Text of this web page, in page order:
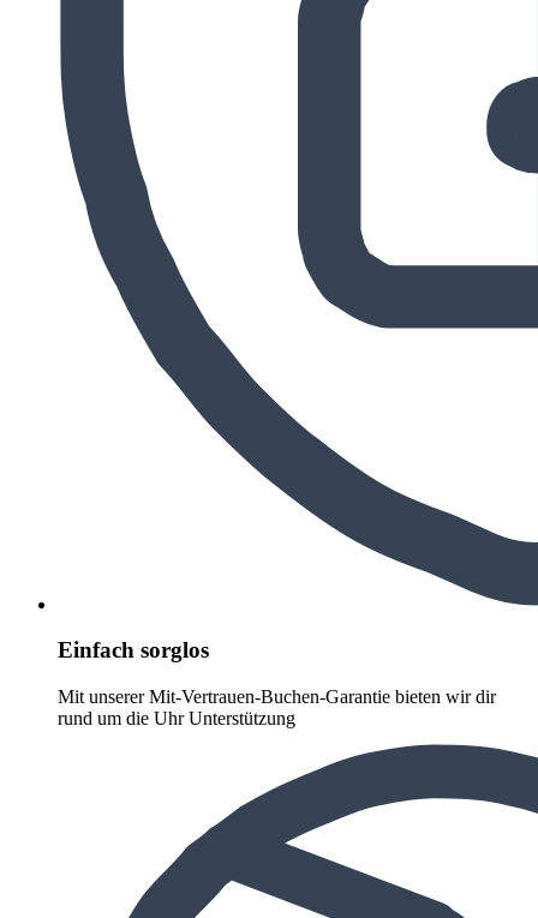
Einfach sorglos
Mit unserer Mit-Vertrauen-Buchen-Garantie bieten wir dir
rund um die Uhr Unterstützung